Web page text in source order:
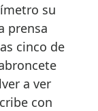
su
prensa
cinco de
a ver
con